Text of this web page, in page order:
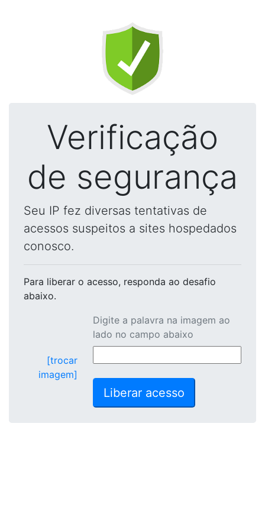
Verificação
de segurança
Seu IP fez diversas tentativas de
acessos suspeitos a sites hospedados
conosco.
Para liberar o acesso, responda ao desafio
abaixo.
[trocar
imagem]
Digite a palavra na imagem ao
lado no campo abaixo